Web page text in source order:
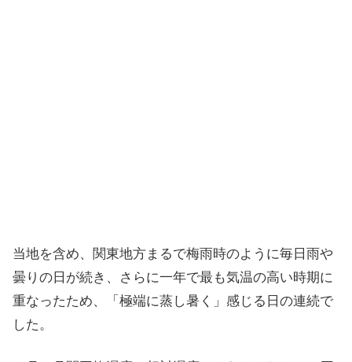
当地を含め、関東地方まるで梅雨時のように毎日雨や
曇りの日が続き、さらに一年で最も気温の高い時期に
重なったため、「極端に蒸し暑く」感じる日の連続で
した。